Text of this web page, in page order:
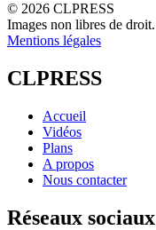
© 2026 CLPRESS
Images non libres de droit.
Mentions légales
CLPRESS
Accueil
Vidéos
Plans
A propos
Nous contacter
Réseaux sociaux